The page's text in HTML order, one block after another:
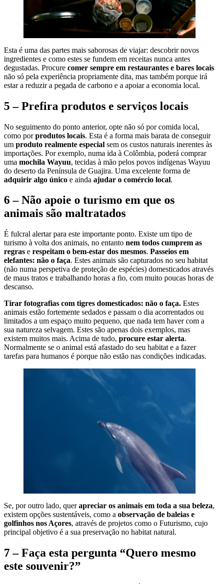
Esta é uma das partes mais saborosas de viajar: descobrir novos
ingredientes e como estes se fundem em receitas nunca antes
degustadas. Procure comer sempre em restaurantes e bares locais
não só pela experiência propriamente dita, mas também porque irá
estar a reduzir a pegada de carbono e a apoiar a economia local.
5 – Prefira produtos e serviços locais
No seguimento do ponto anterior, opte não só por comida local,
como porprodutos locais. Esta é a forma mais barata de conseguir
um produto realmente especial sem os custos naturais inerentes às
importações. Por exemplo, numa ida à Colômbia, poderá comprar
uma mochila Wayuu, tecidas à mão pelos povos indígenas Wayuu
do deserto da Península de Guajira. Uma excelente forma de
adquirir algo único e ainda ajudar o comércio local.
6 – Não apoie o turismo em que os
animais são maltratados
É fulcral alertar para este importante ponto. Existe um tipo de
turismo à volta dos animais, no entanto nem todos cumprem as
regras e respeitam o bem-estar dos mesmos. Passeios em
elefantes: não o faça. Estes animais são capturados no seu habitat
(não numa perspetiva de proteção de espécies) domesticados através
de maus tratos e trabalhando horas a fio, com muito poucas horas de
descanso.
Tirar fotografias com tigres domesticados: não o faça. Estes
animais estão fortemente sedados e passam o dia acorrentados ou
limitados a um espaço muito pequeno, que nada tem haver com a
sua natureza selvagem. Estes são apenas dois exemplos, mas
existem muitos mais. Acima de tudo, procure estar alerta.
Normalmente se o animal está afastado do seu habitat e a fazer
tarefas para humanos é porque não estão nas condições indicadas.
Se, por outro lado, querapreciar os animais em toda a sua beleza,
existem opções sustentáveis, como a observação de baleias e
golfinhos nos Açores, através de projetos como o Futurismo, cujo
principal objetivo é a sua preservação no habitat natural.
7 – Faça esta pergunta “Quero mesmo
este souvenir?”